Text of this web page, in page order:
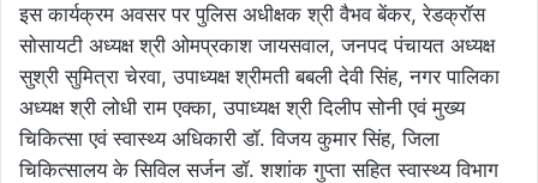
इस कार्यक्रम अवसर पर पुलिस अधीक्षक श्री वैभव बेंकर, रेडक्रॉस
सोसायटी अध्यक्ष श्री ओमप्रकाश जायसवाल, जनपद पंचायत अध्यक्ष
सुश्री सुमित्रा चेरवा, उपाध्यक्ष श्रीमती बबली देवी सिंह, नगर पालिका
अध्यक्ष श्री लोधी राम एक्का, उपाध्यक्ष श्री दिलीप सोनी एवं मुख्य
चिकित्सा एवं स्वास्थ्य अधिकारी डॉ. विजय कुमार सिंह, जिला
चिकित्सालय के सिविल सर्जन डॉ. शशांक गुप्ता सहित स्वास्थ्य विभाग